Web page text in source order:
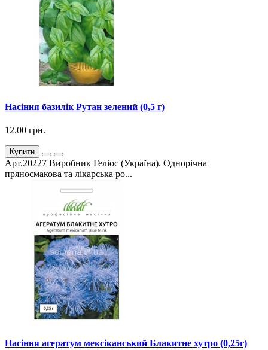
Насіння базилік Рутан зелений (0,5 г)
12.00 грн.
Купити
Арт.20227 Виробник Геліос (Україна). Однорічна
пряносмакова та лікарська ро...
Насіння агератум мексіканський Блакитне хутро (0,25г)